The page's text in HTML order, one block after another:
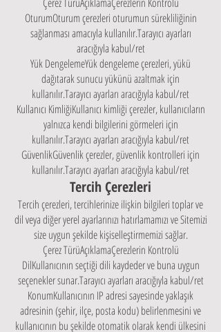
Çerez TürüAçıklamaÇerezlerin Kontrolü
OturumOturum çerezleri oturumun sürekliliğinin
sağlanması amacıyla kullanılır.Tarayıcı ayarları
aracığıyla kabul/ret
Yük DengelemeYük dengeleme çerezleri, yükü
dağıtarak sunucu yükünü azaltmak için
kullanılır.Tarayıcı ayarları aracığıyla kabul/ret
Kullanıcı KimliğiKullanıcı kimliği çerezler, kullanıcıların
yalnızca kendi bilgilerini görmeleri için
kullanılır.Tarayıcı ayarları aracığıyla kabul/ret
GüvenlikGüvenlik çerezler, güvenlik kontrolleri için
kullanılır.Tarayıcı ayarları aracığıyla kabul/ret
Tercih Çerezleri
Tercih çerezleri, tercihlerinize ilişkin bilgileri toplar ve
dil veya diğer yerel ayarlarınızı hatırlamamızı ve Sitemizi
size uygun şekilde kişiselleştirmemizi sağlar.
Çerez TürüAçıklamaÇerezlerin Kontrolü
DilKullanıcının seçtiği dili kaydeder ve buna uygun
seçenekler sunar.Tarayıcı ayarları aracığıyla kabul/ret
KonumKullanıcının IP adresi sayesinde yaklaşık
adresinin (şehir, ilçe, posta kodu) belirlenmesini ve
kullanıcının bu şekilde otomatik olarak kendi ülkesini